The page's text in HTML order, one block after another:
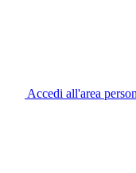
Accedi all'area